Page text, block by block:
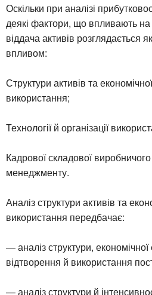
Оскільки при аналізі
деякі фактори, що впливають на
віддача активів розглядається
впливом:
Структури активів та
використання;
Технології й організації
Кадрової складової
менеджменту.
Аналіз структури активів та
використання передбачає:
— аналіз структури,
відтворення й використання
— аналіз структури й